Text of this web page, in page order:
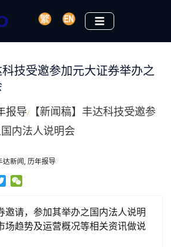
科技受邀参加元大证券举办之
报导/
【新闻稿】丰达科技受邀参
内法人说明会
达新闻 历年报导
T
i
t
t
h
a
邀请，参加其举办之国内法人说明
场趋势及运营概况等相关资讯做说